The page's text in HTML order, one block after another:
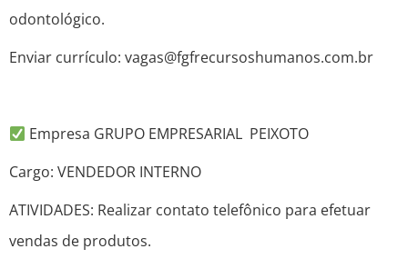
odontológico.
Enviar currículo: vagas@fgfrecursoshumanos.com.br
Empresa GRUPO EMPRESARIAL PEIXOTO
Cargo: VENDEDOR INTERNO
ATIVIDADES: Realizar contato telefônico para efetuar
vendas de produtos.